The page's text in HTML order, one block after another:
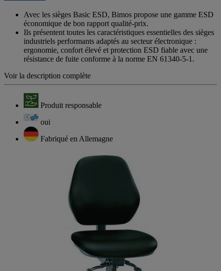
Avec les sièges Basic ESD, Bimos propose une gamme ESD
économique de bon rapport qualité-prix.
Ils présentent toutes les caractéristiques essentielles des sièges
industriels performants adaptés au secteur électronique :
ergonomie, confort élevé et protection ESD fiable avec une
résistance de fuite conforme à la norme EN 61340-5-1.
Voir la description complète
Produit responsable
oui
Fabriqué en Allemagne